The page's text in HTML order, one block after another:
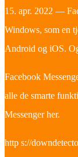
15. apr. 2022 —
Windows, som en
Android og iOS.
Facebook
alle de smarte
Messenger her.
http s://